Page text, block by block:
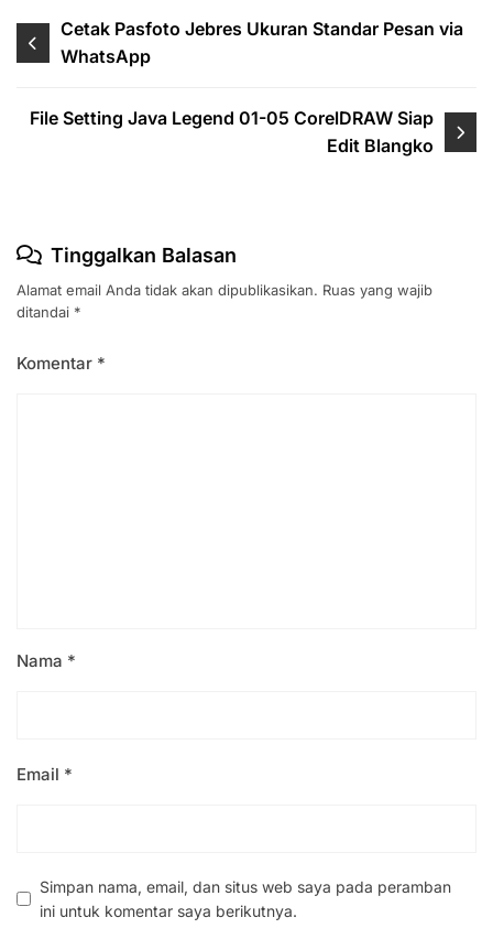
Navigasi
pos
Cetak Pasfoto Jebres Ukuran Standar Pesan via
WhatsApp
File Setting Java Legend 01-05 CorelDRAW Siap
Edit Blangko
Tinggalkan Balasan
Alamat email Anda tidak akan dipublikasikan. Ruas yang wajib
ditandai *
Komentar *
Nama *
Email *
Simpan nama, email, dan situs web saya pada peramban
ini untuk komentar saya berikutnya.